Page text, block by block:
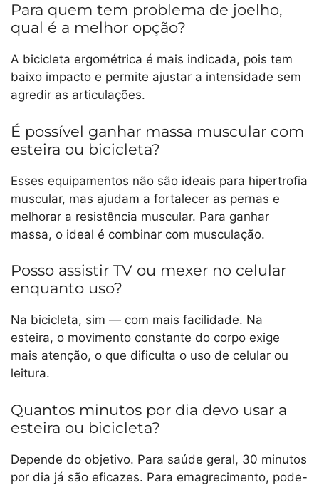
Para quem tem problema de joelho,
qual é a melhor opção?
A bicicleta ergométrica é mais indicada, pois tem
baixo impacto e permite ajustar a intensidade sem
agredir as articulações.
É possível ganhar massa muscular com
esteira ou bicicleta?
Esses equipamentos não são ideais para hipertrofia
muscular, mas ajudam a fortalecer as pernas e
melhorar a resistência muscular. Para ganhar
massa, o ideal é combinar com musculação.
Posso assistir TV ou mexer no celular
enquanto uso?
Na bicicleta, sim — com mais facilidade. Na
esteira, o movimento constante do corpo exige
mais atenção, o que dificulta o uso de celular ou
leitura.
Quantos minutos por dia devo usar a
esteira ou bicicleta?
Depende do objetivo. Para saúde geral, 30 minutos
por dia já são eficazes. Para emagrecimento, pode-